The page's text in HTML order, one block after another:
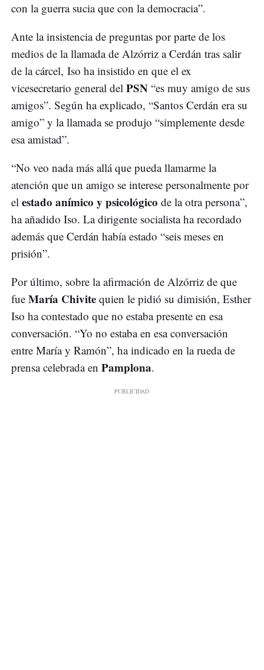
con la guerra sucia que con la democracia”.
Ante la insistencia de preguntas por parte de los
medios de la llamada de Alzórriz a Cerdán tras salir
de la cárcel, Iso ha insistido en que el ex
vicesecretario general del PSN “es muy amigo de sus
amigos”. Según ha explicado, “Santos Cerdán era su
amigo” y la llamada se produjo “simplemente desde
esa amistad”.
“No veo nada más allá que pueda llamarme la
atención que un amigo se interese personalmente por
el estado anímico y psicológico de la otra persona”,
ha añadido Iso. La dirigente socialista ha recordado
además que Cerdán había estado “seis meses en
prisión”.
Por último, sobre la afirmación de Alzórriz de que
fue María Chivite quien le pidió su dimisión, Esther
Iso ha contestado que no estaba presente en esa
conversación. “Yo no estaba en esa conversación
entre María y Ramón”, ha indicado en la rueda de
prensa celebrada en Pamplona.